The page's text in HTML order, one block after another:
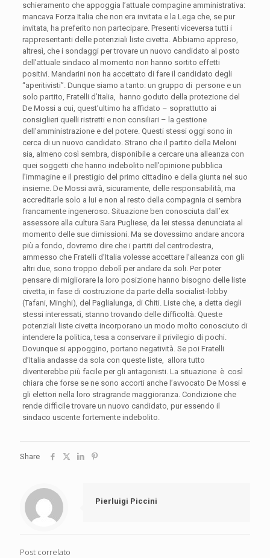
schieramento che appoggia l’attuale compagine amministrativa:
mancava Forza Italia che non era invitata e la Lega che, se pur
invitata, ha preferito non partecipare. Presenti viceversa tutti i
rappresentanti delle potenziali liste civetta. Abbiamo appreso,
altresì, che i sondaggi per trovare un nuovo candidato al posto
dell’attuale sindaco al momento non hanno sortito effetti
positivi. Mandarini non ha accettato di fare il candidato degli
“aperitivisti”. Dunque siamo a tanto: un gruppo di persone e un
solo partito, Fratelli d’Italia, hanno goduto della protezione del
De Mossi a cui, quest’ultimo ha affidato – soprattutto ai
consiglieri quelli ristretti e non consiliari – la gestione
dell’amministrazione e del potere. Questi stessi oggi sono in
cerca di un nuovo candidato. Strano che il partito della Meloni
sia, almeno così sembra, disponibile a cercare una alleanza con
quei soggetti che hanno indebolito nell’opinione pubblica
l’immagine e il prestigio del primo cittadino e della giunta nel suo
insieme. De Mossi avrà, sicuramente, delle responsabilità, ma
accreditarle solo a lui e non al resto della compagnia ci sembra
francamente ingeneroso. Situazione ben conosciuta dall’ex
assessore alla cultura Sara Pugliese, da lei stessa denunciata al
momento delle sue dimissioni. Ma se dovessimo andare ancora
più a fondo, dovremo dire che i partiti del centrodestra,
ammesso che Fratelli d’Italia volesse accettare l’alleanza con gli
altri due, sono troppo debolì per andare da soli. Per poter
pensare di migliorare la loro posizione hanno bisogno delle liste
civetta, in fase di costruzione da parte della socialist-lobby
(Tafani, Minghi), del Paglialunga, di Chiti. Liste che, a detta degli
stessi interessati, stanno trovando delle difficoltà. Queste
potenziali liste civetta incorporano un modo molto conosciuto di
intendere la politica, tesa a conservare il privilegio di pochi.
Dovunque si appoggino, portano negatività. Se poi Fratelli
d’Italia andasse da sola con queste liste, allora tutto
diventerebbe più facile per gli antagonisti. La situazione è così
chiara che forse se ne sono accorti anche l’avvocato De Mossi e
gli elettori nella loro stragrande maggioranza. Condizione che
rende difficile trovare un nuovo candidato, pur essendo il
sindaco uscente fortemente indebolito.
Share
Pierluigi Piccini
Post correlato